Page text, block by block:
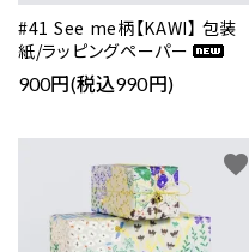
#41 See me柄【KAWI】 包装
紙/ラッピングペーパー
900円(税込990円)
favorite